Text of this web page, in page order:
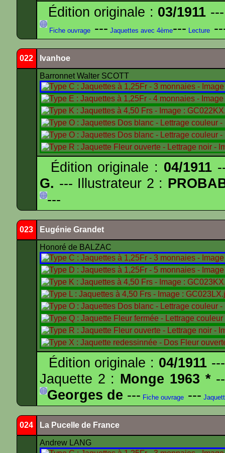
Édition originale : 03/1911
Fiche ouvrage --- Jaquettes avec 4ème--- Lecture
022 Ivanhoe
Barronnet Walter SCOTT
Édition originale : 04/1911
G. --- Illustrateur 2 :
---
023 Eugénie Grandet
Honoré de BALZAC
Édition originale : 04/1911
Jaquette 2 : Monge 1963 *
Georges de --- Fiche ouvrage ---
024 La Pucelle de France
Andrew LANG